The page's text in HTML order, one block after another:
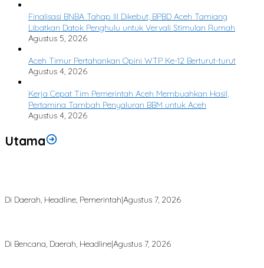
Finalisasi BNBA Tahap III Dikebut, BPBD Aceh Tamiang
Libatkan Datok Penghulu untuk Vervali Stimulan Rumah
Agustus 5, 2026
Aceh Timur Pertahankan Opini WTP Ke-12 Berturut-turut
Agustus 4, 2026
Kerja Cepat Tim Pemerintah Aceh Membuahkan Hasil,
Pertamina Tambah Penyaluran BBM untuk Aceh
Agustus 4, 2026
Utama
Di Daerah, Headline, Pemerintah|Agustus 7, 2026
Di Bencana, Daerah, Headline|Agustus 7, 2026